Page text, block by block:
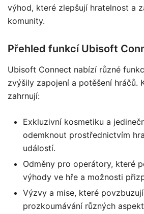
výhod, které zlepšují hratelnost a
komunity.
Přehled funkcí Ubisoft
Ubisoft Connect nabízí různé
zvýšily zapojení a potěšení hráčů.
zahrnují:
Exkluzivní kosmetiku a
odemknout prostřednictvím
událostí.
Odměny pro operátory, které
výhody ve hře a možnosti
Výzvy a mise, které
prozkoumávání různých